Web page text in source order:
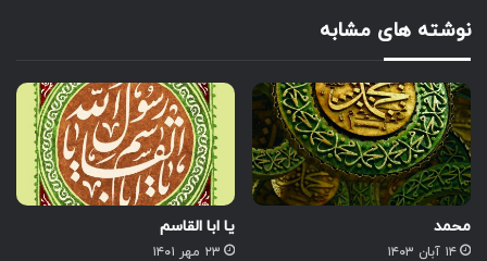
نوشته های مشابه
محمد
۱۴ آبان ۱۴۰۳
یا ابا القاسم
۲۳ مهر ۱۴۰۱